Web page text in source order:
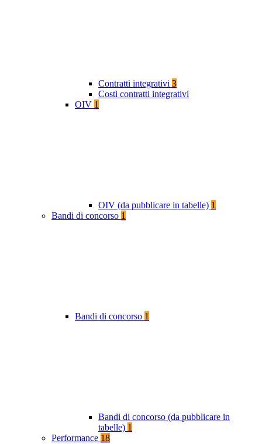
Contratti integrativi 3
Costi contratti integrativi
OIV 1
OIV (da pubblicare in tabelle) 1
Bandi di concorso 1
Bandi di concorso 1
Bandi di concorso (da pubblicare in
tabelle) 1
Performance 18